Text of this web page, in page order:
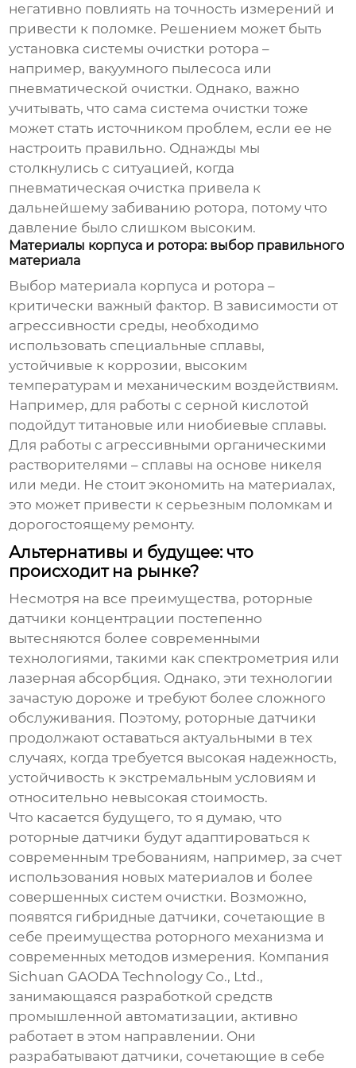
негативно повлиять на точность измерений и
привести к поломке. Решением может быть
установка системы очистки ротора –
например, вакуумного пылесоса или
пневматической очистки. Однако, важно
учитывать, что сама система очистки тоже
может стать источником проблем, если ее не
настроить правильно. Однажды мы
столкнулись с ситуацией, когда
пневматическая очистка привела к
дальнейшему забиванию ротора, потому что
давление было слишком высоким.
Материалы корпуса и ротора: выбор правильного
материала
Выбор материала корпуса и ротора –
критически важный фактор. В зависимости от
агрессивности среды, необходимо
использовать специальные сплавы,
устойчивые к коррозии, высоким
температурам и механическим воздействиям.
Например, для работы с серной кислотой
подойдут титановые или ниобиевые сплавы.
Для работы с агрессивными органическими
растворителями – сплавы на основе никеля
или меди. Не стоит экономить на материалах,
это может привести к серьезным поломкам и
дорогостоящему ремонту.
Альтернативы и будущее: что
происходит на рынке?
Несмотря на все преимущества, роторные
датчики концентрации постепенно
вытесняются более современными
технологиями, такими как спектрометрия или
лазерная абсорбция. Однако, эти технологии
зачастую дороже и требуют более сложного
обслуживания. Поэтому, роторные датчики
продолжают оставаться актуальными в тех
случаях, когда требуется высокая надежность,
устойчивость к экстремальным условиям и
относительно невысокая стоимость.
Что касается будущего, то я думаю, что
роторные датчики будут адаптироваться к
современным требованиям, например, за счет
использования новых материалов и более
совершенных систем очистки. Возможно,
появятся гибридные датчики, сочетающие в
себе преимущества роторного механизма и
современных методов измерения. Компания
Sichuan GAODA Technology Co., Ltd.,
занимающаяся разработкой средств
промышленной автоматизации, активно
работает в этом направлении. Они
разрабатывают датчики, сочетающие в себе